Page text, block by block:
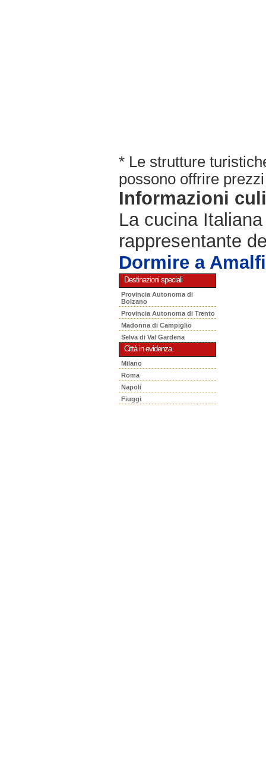
* Le strutture
possono offrire
Informazioni
La cucina
rappresentante
Dormire a
Destinazioni speciali
Provincia Autonoma di
Bolzano
Provincia Autonoma di Trento
Madonna di Campiglio
Selva di Val Gardena
Città in evidenza.
Milano
Roma
Napoli
Fiuggi